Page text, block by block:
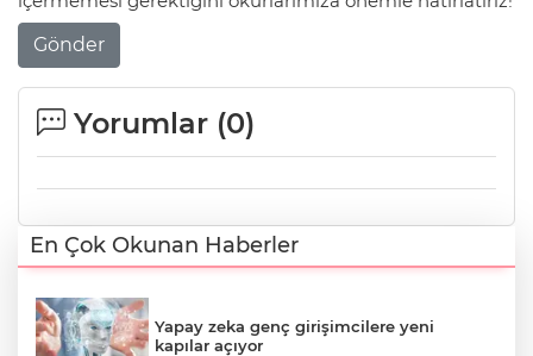
Gönder
Yorumlar (0)
En Çok Okunan Haberler
Yapay zeka genç girişimcilere yeni
kapılar açıyor